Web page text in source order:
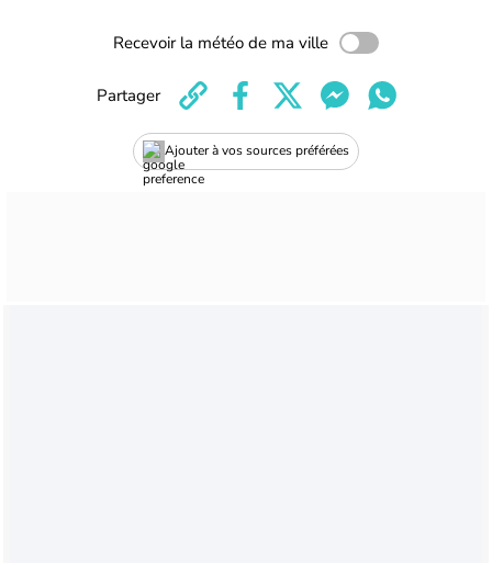
Recevoir la météo de ma ville
Ajouter à vos sources préférées
Partager